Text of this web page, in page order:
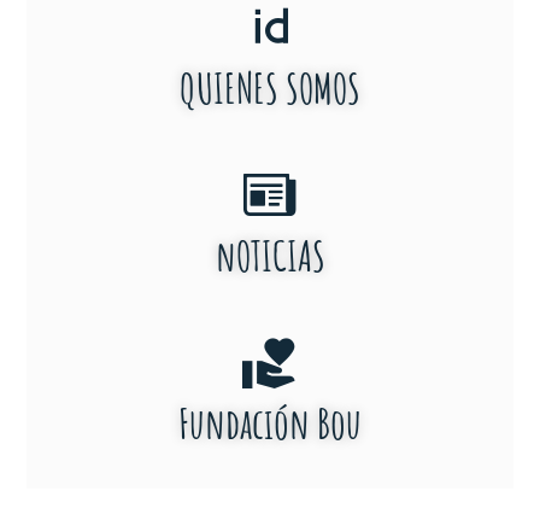
QUIENES SOMOS
nOTICIAS
Fundación Bou